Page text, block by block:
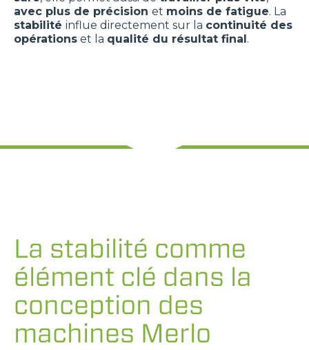
avec plus de précision et moins de fatigue. La
stabilité influe directement sur la continuité des
opérations et la qualité du résultat final.
La stabilité comme
élément clé dans la
conception des
machines Merlo